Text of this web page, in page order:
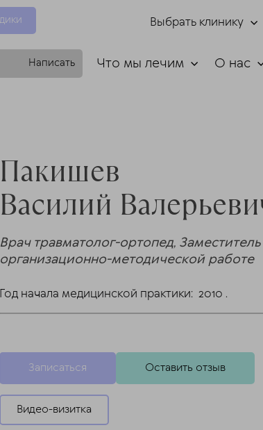
Выбрать клинику
Написать Что мы лечим О нас
Пакишев
Василий
Врач травматолог-ортопед,
организационно-методической работе
Год начала медицинской практики: 2010 .
Записаться Оставить отзыв
Видео-визитка